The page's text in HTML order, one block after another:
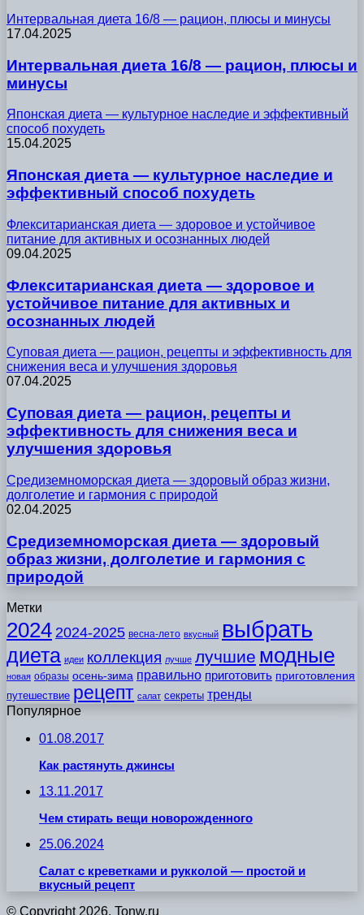
Интервальная диета 16/8 — рацион, плюсы и минусы
17.04.2025
Интервальная диета 16/8 — рацион, плюсы и
минусы
Японская диета — культурное наследие и эффективный
способ похудеть
15.04.2025
Японская диета — культурное наследие и
эффективный способ похудеть
Флекситарианская диета — здоровое и устойчивое
питание для активных и осознанных людей
09.04.2025
Флекситарианская диета — здоровое и
устойчивое питание для активных и
осознанных людей
Суповая диета — рацион, рецепты и эффективность для
снижения веса и улучшения здоровья
07.04.2025
Суповая диета — рацион, рецепты и
эффективность для снижения веса и
улучшения здоровья
Средиземноморская диета — здоровый образ жизни,
долголетие и гармония с природой
02.04.2025
Средиземноморская диета — здоровый
образ жизни, долголетие и гармония с
природой
Метки
2024 2024-2025 весна-лето вкусный выбрать
диета идеи коллекция лучше лучшие модные
новая образы осень-зима правильно приготовить приготовления
путешествие рецепт салат секреты тренды
Популярное
01.08.2017
Как растянуть джинсы
13.11.2017
Чем стирать вещи новорожденного
25.06.2024
Салат с креветками и рукколой — простой и
вкусный рецепт
© Copyright 2026, Tonw.ru